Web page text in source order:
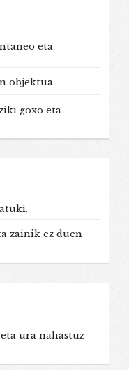
eta
objektua.
goxo eta
zainik ez duen
ura nahastuz